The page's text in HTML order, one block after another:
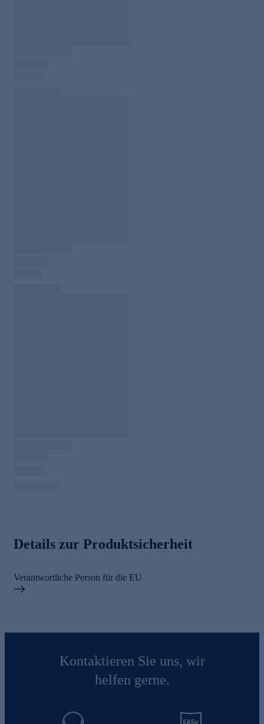
Details zur Produktsicherheit
Verantwortliche Person für die EU
Kontaktieren Sie uns, wir
helfen gerne.